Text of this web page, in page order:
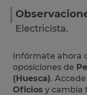
Electricista.
Infórmate ahora
oposiciones de
(Huesca).
Oficios y cambia